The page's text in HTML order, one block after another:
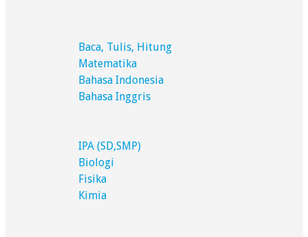
Baca, Tulis, Hitung
Matematika
Bahasa Indonesia
Bahasa Inggris
IPA (SD,SMP)
Biologi
Fisika
Kimia